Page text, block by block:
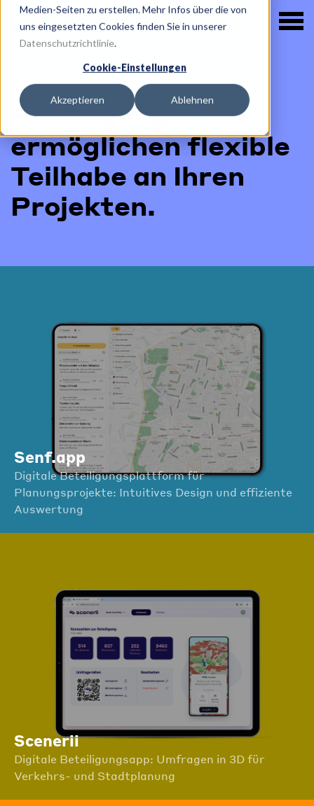
Medien-Seiten zu erstellen. Mehr Infos über die von
uns eingesetzten Cookies finden Sie in unserer
Datenschutzrichtlinie.
Cookie-Einstellungen
Akzeptieren Ablehnen
Unsere
Beteiligungstools
ermöglichen flexible
Teilhabe an Ihren
Projekten.
Senf.app
Digitale Beteiligungsplattform für
Planungsprojekte: Intuitives Design und effiziente
Auswertung
Scenerii
Digitale Beteiligungsapp: Umfragen in 3D für
Verkehrs- und Stadtplanung